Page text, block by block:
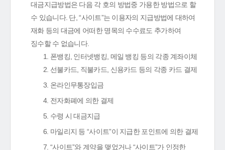
대금지급방법은 다음 각 호의 방법중 가용한 방법으로 할
수 있습니다. 단, “사이트”는 이용자의 지급방법에 대하여
재화 등의 대금에 어떠한 명목의 수수료도 추가하여
징수할 수 없습니다.
1. 폰뱅킹, 인터넷뱅킹, 메일 뱅킹 등의 각종 계좌이체
2. 선불카드, 직불카드, 신용카드 등의 각종 카드 결제
3. 온라인무통장입금
4. 전자화폐에 의한 결제
5. 수령 시 대금지급
6. 마일리지 등 “사이트”이 지급한 포인트에 의한 결제
7. “사이트”와 계약을 맺었거나 “사이트”가 인정한